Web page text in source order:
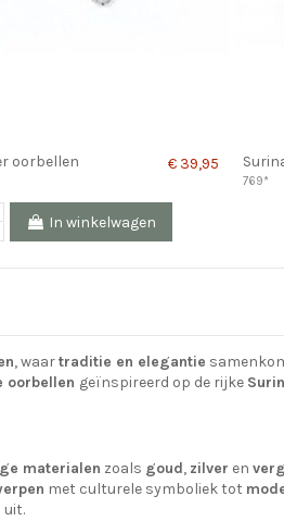
oorbellen € 39,95
In winkelwagen
769*
, waartraditie en elegantie
oorbellen geïnspireerd op de rijke
materialen zoals goud, zilver en
met culturele symboliek tot
uit.